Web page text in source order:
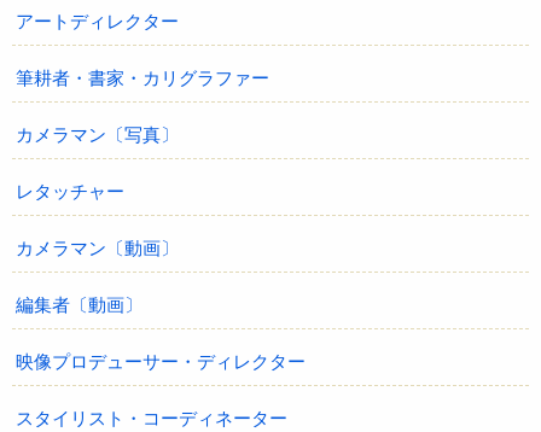
アートディレクター
筆耕者・書家・カリグラファー
カメラマン〔写真〕
レタッチャー
カメラマン〔動画〕
編集者〔動画〕
映像プロデューサー・ディレクター
スタイリスト・コーディネーター